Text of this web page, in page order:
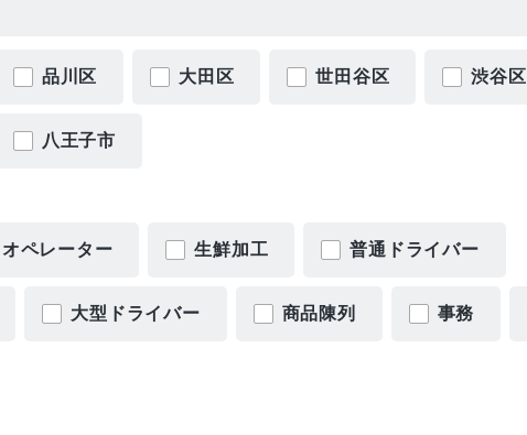
品川区 大田区 世田谷区 渋谷区
八王子市
ペレーター 生鮮加工 普通ドライバー
大型ドライバー 商品陳列 事務